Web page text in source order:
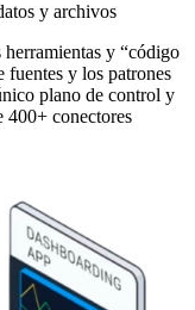
y archivos
y “código
fuentes y los patrones
plano de control y
400+ conectores